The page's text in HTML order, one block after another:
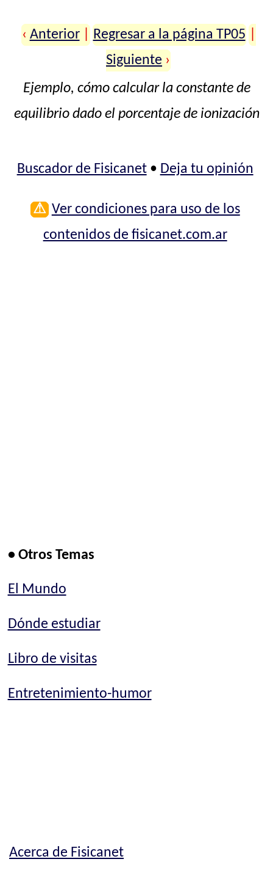
‹ Anterior Regresar a la página TP05
Siguiente ›
Ejemplo, cómo calcular la constante de
equilibrio dado el porcentaje de ionización
Buscador de Fisicanet• Deja tu opinión
⚠ Ver condiciones para uso de los
contenidos de fisicanet.com.ar
• Otros Temas
El Mundo
Dónde estudiar
Libro de visitas
Entretenimiento-humor
Acerca de Fisicanet